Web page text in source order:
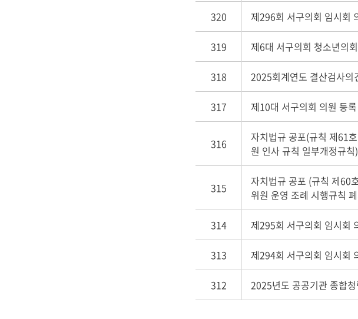
320 제296회 서구의회 임시회
319 제6대 서구의회 청소년의
318 2025회계연도 결산검사의
317 제10대 서구의회 의원 등
316
자치법규 공포(규칙 제61
원 인사 규칙 일부개정규칙)
315
자치법규 공포 (규칙 제60
위원 운영 조례 시행규칙
314 제295회 서구의회 임시회
313 제294회 서구의회 임시회
312 2025년도 공공기관 종합